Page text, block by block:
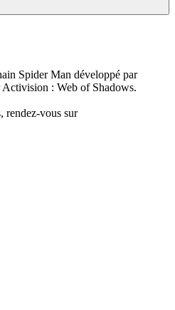
Spider Man développé par
: Web of Shadows.
rendez-vous sur